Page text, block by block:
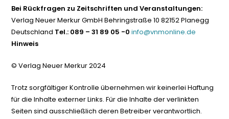
Bei Rückfragen zu Zeitschriften und Veranstaltungen:
Verlag Neuer Merkur GmbH Behringstraße 10 82152 Planegg
Deutschland Tel.: 089 – 31 89 05 -0 info@vnmonline.de
Hinweis
© Verlag Neuer Merkur 2024
Trotz sorgfältiger Kontrolle übernehmen wir keinerlei Haftung
für die Inhalte externer Links. Für die Inhalte der verlinkten
Seiten sind ausschließlich deren Betreiber verantwortlich.